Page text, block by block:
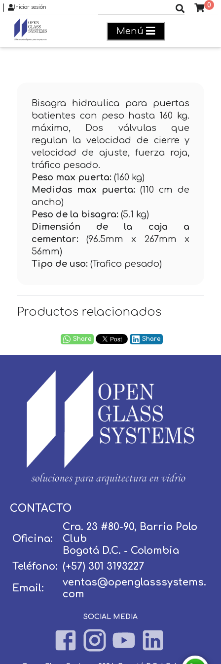
Iniciar sesión 0
Menú
Bisagra hidraulica para puertas
batientes con peso hasta 160 kg.
máximo, Dos válvulas que
regulan la velocidad de cierre y
velocidad de ajuste, fuerza roja,
tráfico pesado.
Peso max puerta: (160 kg)
Medidas max puerta:(110 cm de
ancho)
Peso de la bisagra: (5.1 kg)
Dimensión de la caja a
cementar:(96.5mm x 267mm x
56mm)
Tipo de uso: (Trafico pesado)
Productos relacionados
Share Share
CONTACTO
Oficina:
Cra. 23 #80-90, Barrio Polo
Club
Bogotá D.C. - Colombia
Teléfono: (+57) 301 3193227
Email:
ventas@openglasssystems.
com
SOCIAL MEDIA
Contraseña:
Recordar Olvidé mi contraseña
Ingresar